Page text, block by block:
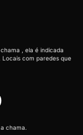
, ela é indicada
com paredes que
chama.